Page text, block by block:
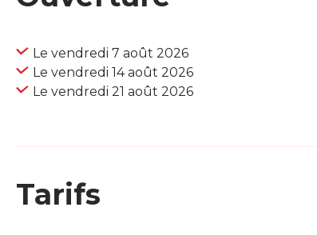
Le vendredi 7 août 2026
Le vendredi 14 août 2026
Le vendredi 21 août 2026
Tarifs